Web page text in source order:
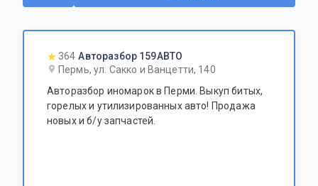
364 Авторазбор 159АВТО
Пермь, ул. Сакко и Ванцетти, 140
Авторазбор иномарок в Перми. Выкуп битых,
горелых и утилизированных авто! Продажа
новых и б/у запчастей.